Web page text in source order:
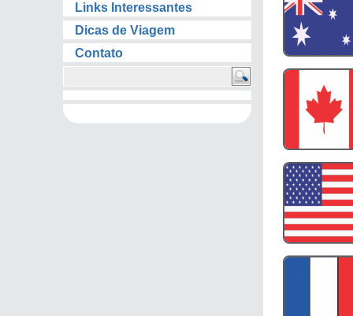
Links Interessantes
Dicas de Viagem
Contato